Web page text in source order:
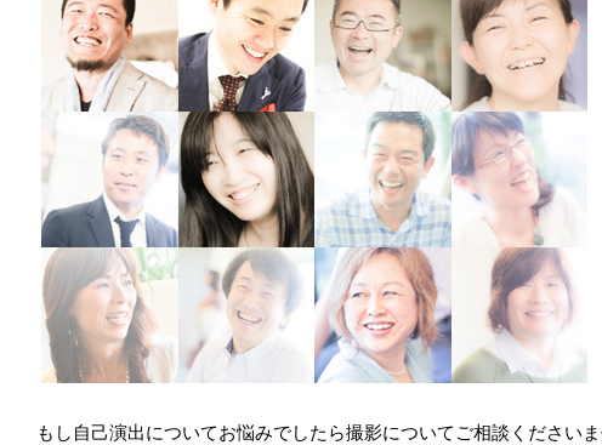
もし自己演出についてお悩みでしたら撮影についてご相談くださいま